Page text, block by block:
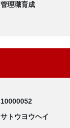
管理職育成
10000052
サトウヨウヘイ